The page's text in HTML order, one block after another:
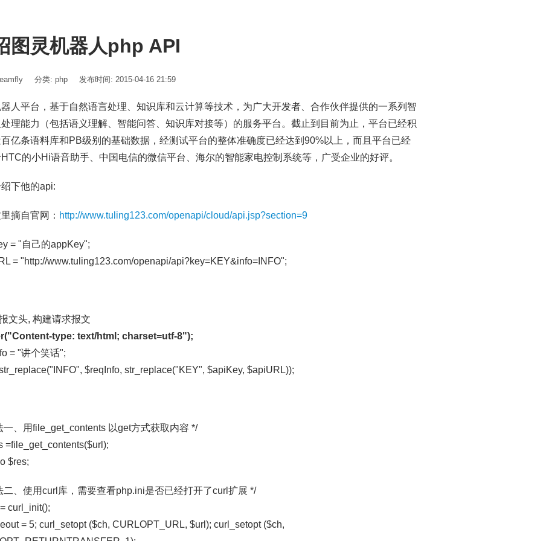
图灵机器人php API
分类: php 发布时间: 2015-04-16 21:59
器人平台，基于自然语言处理、知识库和云计算等技术，为广大开发者、合作伙伴提供的一系列智
理能力（包括语义理解、智能问答、知识库对接等）的服务平台。截止到目前为止，平台已经积
百亿条语料库和PB级别的基础数据，经测试平台的整体准确度已经达到90%以上，而且平台已经
的小Hi语音助手、中国电信的微信平台、海尔的智能家电控制系统等，广受企业的好评。
下他的api:
摘自官网： http://www.tuling123.com/openapi/cloud/api.jsp?section=9
= "自己的appKey";
= "http://www.tuling123.com/openapi/api?key=KEY&info=INFO";
文头, 构建请求报文
type: text/html; charset=utf-8");
= "讲个笑话";
$reqInfo, str_replace("KEY", $apiKey, $apiURL));
一、用file_get_contents 以get方式获取内容 */
$res;
二、使用curl库，需要查看php.ini是否已经打开了curl扩展 */
curl_init();
= 5; curl_setopt ($ch, CURLOPT_URL, $url); curl_setopt ($ch,